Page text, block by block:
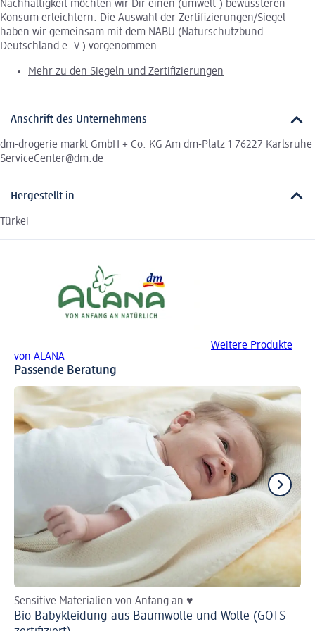
Nachhaltigkeit möchten wir Dir einen (umwelt-) bewussteren
Konsum erleichtern. Die Auswahl der Zertifizierungen/Siegel
haben wir gemeinsam mit dem NABU (Naturschutzbund
Deutschland e. V.) vorgenommen.
Mehr zu den Siegeln und Zertifizierungen
Anschrift des Unternehmens
dm-drogerie markt GmbH + Co. KG Am dm-Platz 1 76227 Karlsruhe
ServiceCenter@dm.de
Hergestellt in
Türkei
Weitere Produkte
von ALANA
Passende Beratung
Sensitive Materialien von Anfang an ♥
Bio-Babykleidung aus Baumwolle und Wolle (GOTS-